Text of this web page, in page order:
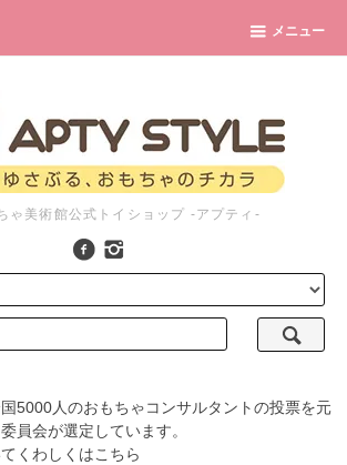
メニュー
ゃ美術館公式トイショップ -アプティ-
5000人のおもちゃコンサルタントの投票を元
員会が選定しています。
くわしくはこちら